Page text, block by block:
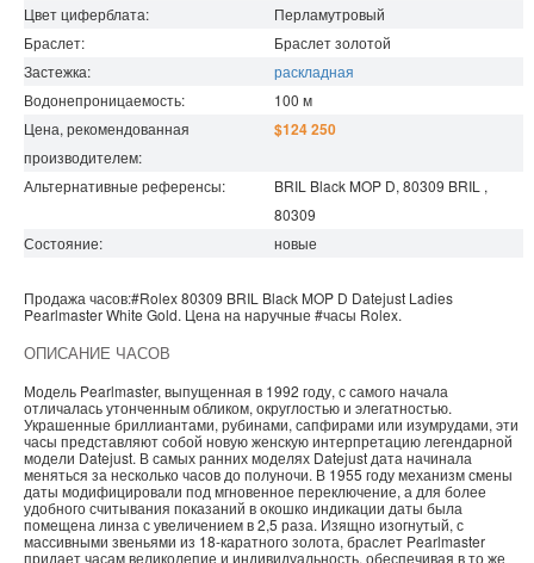
Цвет циферблата:
Перламутровый
Браслет:
Браслет золотой
Застежка:
раскладная
Водонепроницаемость: 100 м
Цена, рекомендованная
производителем:
$124 250
Альтернативные референсы:
BRIL Black MOP D, 80309 BRIL ,
80309
Состояние:
новые
Продажа часов:#Rolex80309 BRIL Black MOP D Datejust Ladies
Pearlmaster White Gold. Цена на наручные #часы Rolex.
ОПИСАНИЕ ЧАСОВ
Модель Pearlmaster, выпущенная в 1992 году, с самого начала
отличалась утонченным обликом, округлостью и элегатностью.
Украшенные бриллиантами, рубинами, сапфирами или изумрудами, эти
часы представляют собой новую женскую интерпретацию легендарной
модели Datejust. В самых ранних моделях Datejust дата начинала
меняться за несколько часов до полуночи. В 1955 году механизм смены
даты модифицировали под мгновенное переключение, а для более
удобного считывания показаний в окошко индикации даты была
помещена линза с увеличением в 2,5 раза. Изящно изогнутый, с
массивными звеньями из 18‑каратного золота, браслет Pearlmaster
придает часам великолепие и индивидуальность, обеспечивая в то же